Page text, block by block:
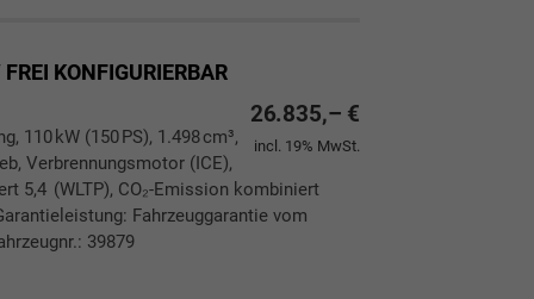
KONFIGURIERBAR
26.835,– €
incl. 19% MwSt.
110 kW (150 PS), 1.498 cm³,
Verbrennungsmotor (ICE),
5,4 (WLTP), CO₂-Emission kombiniert
Fahrzeuggarantie vom
39879